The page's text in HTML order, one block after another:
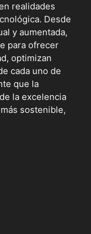
realidades
Desde
y aumentada,
para ofrecer
optimizan
cada uno de
que la
la excelencia
sostenible,